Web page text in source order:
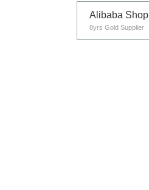
Alibaba Shop
8yrs Gold Supplier